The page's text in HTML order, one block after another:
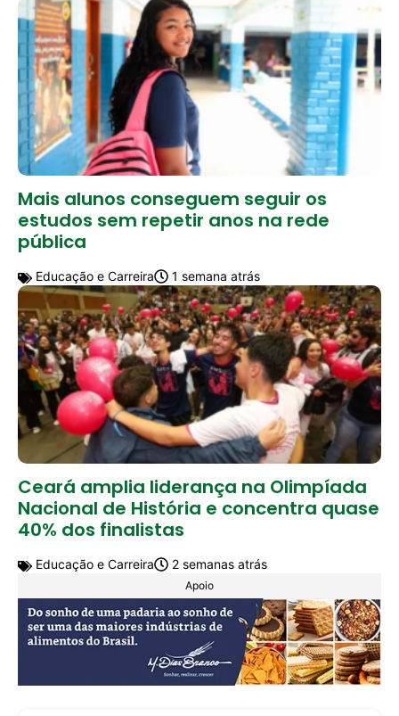
Mais alunos conseguem seguir os
estudos sem repetir anos na rede
pública
Educação e Carreira 1 semana atrás
Ceará amplia liderança na Olimpíada
Nacional de História e concentra quase
40% dos finalistas
Educação e Carreira 2 semanas atrás
Apoio